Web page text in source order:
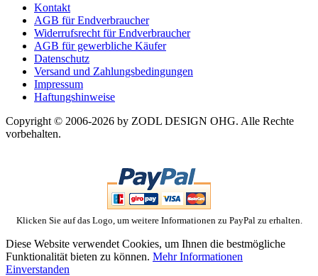
Kontakt
AGB für Endverbraucher
Widerrufsrecht für Endverbraucher
AGB für gewerbliche Käufer
Datenschutz
Versand und Zahlungsbedingungen
Impressum
Haftungshinweise
Copyright © 2006-2026 by ZODL DESIGN OHG. Alle Rechte
vorbehalten.
Klicken Sie auf das Logo, um weitere Informationen zu PayPal zu erhalten.
Diese Website verwendet Cookies, um Ihnen die bestmögliche
Funktionalität bieten zu können. Mehr Informationen
Einverstanden